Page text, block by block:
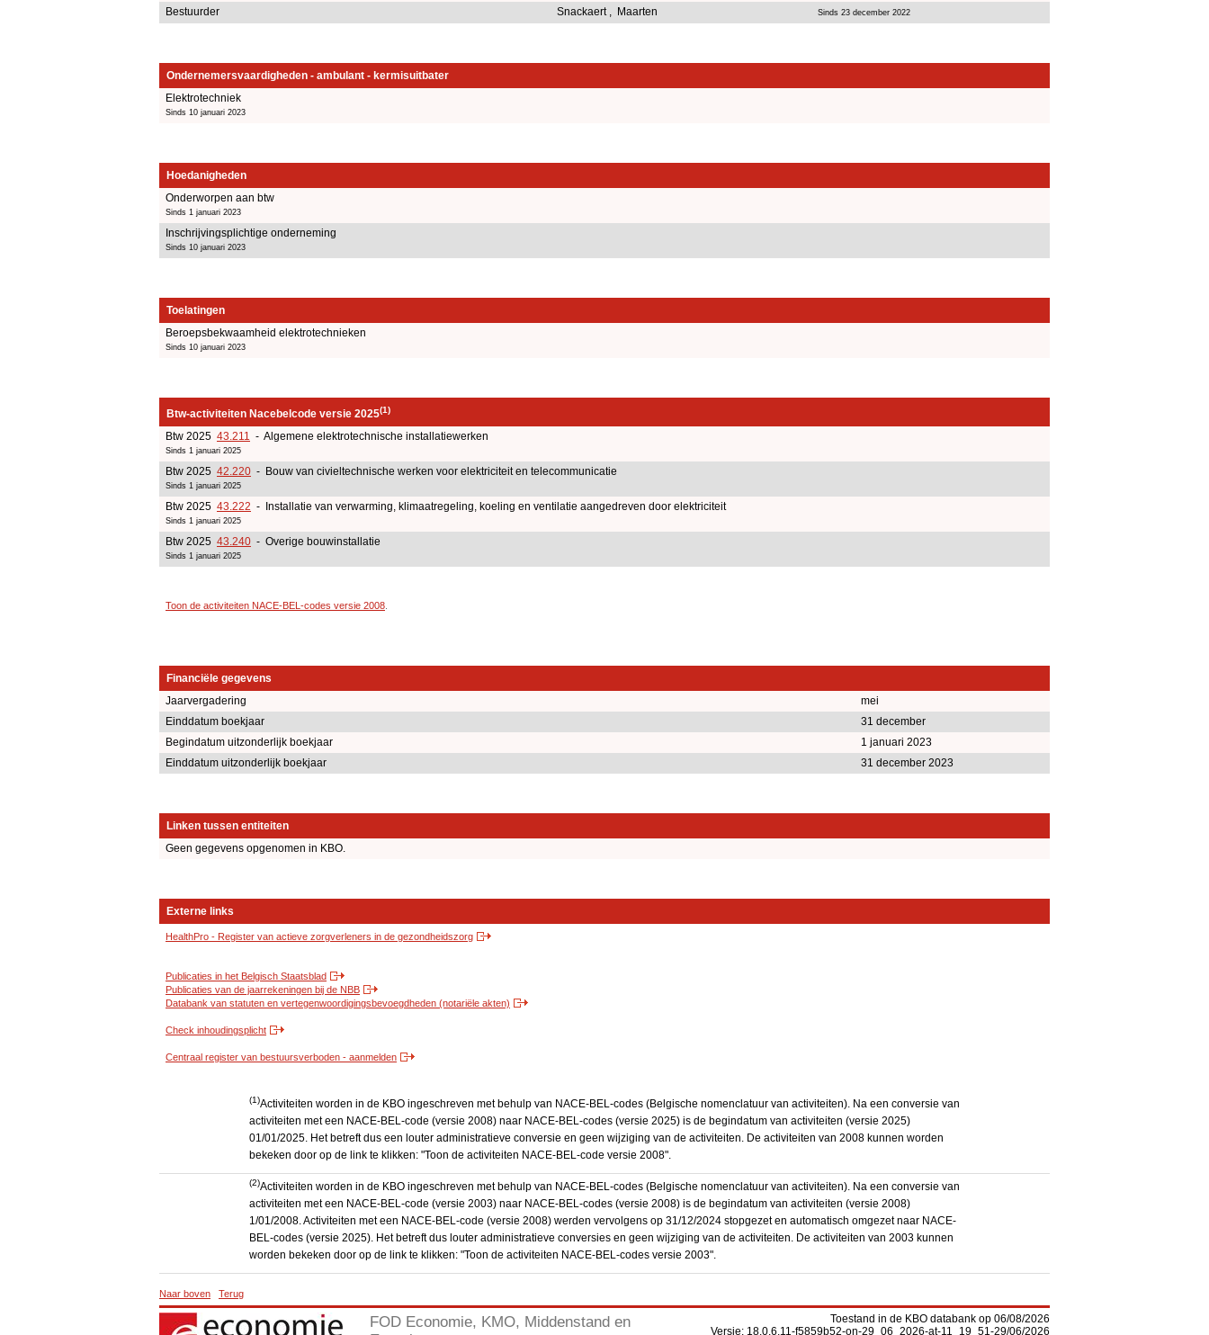
Bestuurder Snackaert , Maarten Sinds 23 december 2022
Ondernemersvaardigheden - ambulant - kermisuitbater
Elektrotechniek
Sinds 10 januari 2023
Hoedanigheden
Onderworpen aan btw
Sinds 1 januari 2023
Inschrijvingsplichtige onderneming
Sinds 10 januari 2023
Toelatingen
Beroepsbekwaamheid elektrotechnieken
Sinds 10 januari 2023
Btw-activiteiten Nacebelcode versie 2025(1)
Btw 2025 43.211 - Algemene elektrotechnische installatiewerken
Sinds 1 januari 2025
Btw 2025 42.220 - Bouw van civieltechnische werken voor elektriciteit en telecommunicatie
Sinds 1 januari 2025
Btw 2025 43.222 - Installatie van verwarming, klimaatregeling, koeling en ventilatie aangedreven door elektriciteit
Sinds 1 januari 2025
Btw 2025 43.240 - Overige bouwinstallatie
Sinds 1 januari 2025
Toon de activiteiten NACE-BEL-codes versie 2008
Financiële gegevens
Jaarvergadering
mei
Einddatum boekjaar
31 december
Begindatum uitzonderlijk boekjaar
1 januari 2023
Einddatum uitzonderlijk boekjaar
31 december 2023
Linken tussen entiteiten
Geen gegevens opgenomen in KBO.
Externe links
HealthPro - Register van actieve zorgverleners in de gezondheidszorg
Publicaties in het Belgisch Staatsblad
Publicaties van de jaarrekeningen bij de NBB
Databank van statuten en vertegenwoordigingsbevoegdheden (notariële akten)
Check inhoudingsplicht
Centraal register van bestuursverboden - aanmelden
(1)Activiteiten worden in de KBO ingeschreven met behulp van NACE-BEL-codes (Belgische nomenclatuur van activiteiten). Na een conversie van
activiteiten met een NACE-BEL-code (versie 2008) naar NACE-BEL-codes (versie 2025) is de begindatum van activiteiten (versie 2025)
01/01/2025. Het betreft dus een louter administratieve conversie en geen wijziging van de activiteiten. De activiteiten van 2008 kunnen worden
bekeken door op de link te klikken: "Toon de activiteiten NACE-BEL-code versie 2008".
(2)Activiteiten worden in de KBO ingeschreven met behulp van NACE-BEL-codes (Belgische nomenclatuur van activiteiten). Na een conversie van
activiteiten met een NACE-BEL-code (versie 2003) naar NACE-BEL-codes (versie 2008) is de begindatum van activiteiten (versie 2008)
1/01/2008. Activiteiten met een NACE-BEL-code (versie 2008) werden vervolgens op 31/12/2024 stopgezet en automatisch omgezet naar NACE-
BEL-codes (versie 2025). Het betreft dus louter administratieve conversies en geen wijziging van de activiteiten. De activiteiten van 2003 kunnen
worden bekeken door op de link te klikken: "Toon de activiteiten NACE-BEL-codes versie 2003".
Naar boven Terug
FOD Economie, KMO, Middenstand en
Toestand in de KBO databank op 06/08/2026
Versie: 18.0.6.11-f5859b52-on-29_06_2026-at-11_19_51-29/06/2026